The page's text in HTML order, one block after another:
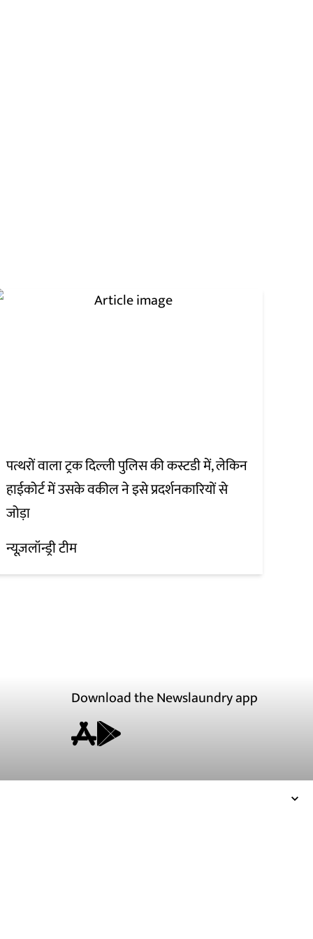
पत्थरों वाला ट्रक दिल्ली पुलिस की कस्टडी में, लेकिन
हाईकोर्ट में उसके वकील ने इसे प्रदर्शनकारियों से
जोड़ा
न्यूज़लॉन्ड्री टीम
Download the Newslaundry app